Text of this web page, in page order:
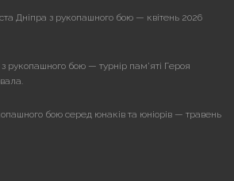
Дніпра з рукопашного бою — квітень 2026
рукопашного бою — турнір пам’яті Героя
бою серед юнаків та юніорів — травень